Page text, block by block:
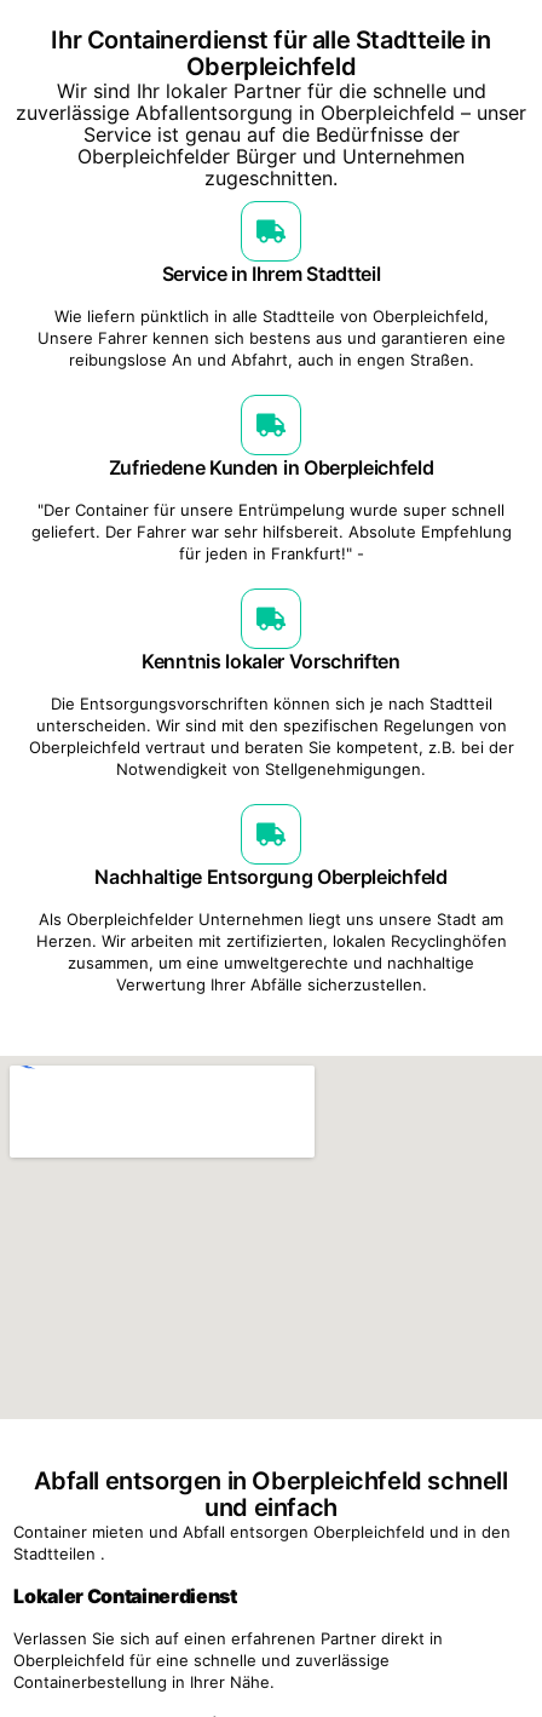
Ihr Containerdienst für alle Stadtteile in
Oberpleichfeld
Wir sind Ihr lokaler Partner für die schnelle und
zuverlässige Abfallentsorgung in Oberpleichfeld – unser
Service ist genau auf die Bedürfnisse der
Oberpleichfelder Bürger und Unternehmen
zugeschnitten.
Service in Ihrem Stadtteil
Wie liefern pünktlich in alle Stadtteile von Oberpleichfeld,
Unsere Fahrer kennen sich bestens aus und garantieren eine
reibungslose An und Abfahrt, auch in engen Straßen.
Zufriedene Kunden in Oberpleichfeld
"Der Container für unsere Entrümpelung wurde super schnell
geliefert. Der Fahrer war sehr hilfsbereit. Absolute Empfehlung
für jeden in Frankfurt!" -
Kenntnis lokaler Vorschriften
Die Entsorgungsvorschriften können sich je nach Stadtteil
unterscheiden. Wir sind mit den spezifischen Regelungen von
Oberpleichfeld vertraut und beraten Sie kompetent, z.B. bei der
Notwendigkeit von Stellgenehmigungen.
Nachhaltige Entsorgung Oberpleichfeld
Als Oberpleichfelder Unternehmen liegt uns unsere Stadt am
Herzen. Wir arbeiten mit zertifizierten, lokalen Recyclinghöfen
zusammen, um eine umweltgerechte und nachhaltige
Verwertung Ihrer Abfälle sicherzustellen.
Abfall entsorgen in Oberpleichfeld schnell
und einfach
Container mieten und Abfall entsorgen Oberpleichfeld und in den
Stadtteilen .
Lokaler Containerdienst
Verlassen Sie sich auf einen erfahrenen Partner direkt in
Oberpleichfeld für eine schnelle und zuverlässige
Containerbestellung in Ihrer Nähe.